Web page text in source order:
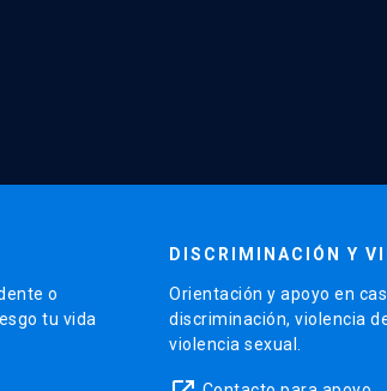
o
tu vida
DISCRIMINACIÓN Y
Orientación y apoyo en
discriminación, violencia
violencia sexual.